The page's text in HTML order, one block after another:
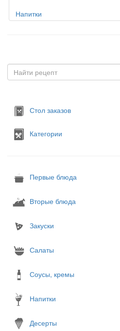
Напитки
Стол заказов
Категории
Первые блюда
Вторые блюда
Закуски
Салаты
Соусы, кремы
Напитки
Десерты